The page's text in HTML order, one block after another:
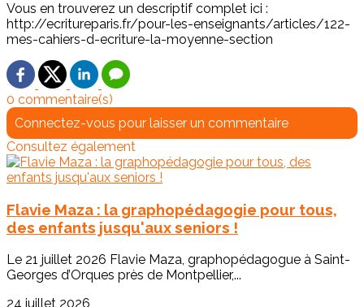
Vous en trouverez un descriptif complet ici :
http://ecritureparis.fr/pour-les-enseignants/articles/122-
mes-cahiers-d-ecriture-la-moyenne-section
0 commentaire(s)
Connectez-vous pour laisser un commentaire
Consultez également
Flavie Maza : la graphopédagogie pour tous,
des enfants jusqu'aux seniors !
Le 21 juillet 2026 Flavie Maza, graphopédagogue à Saint-
Georges d’Orques près de Montpellier,...
24 juillet 2026